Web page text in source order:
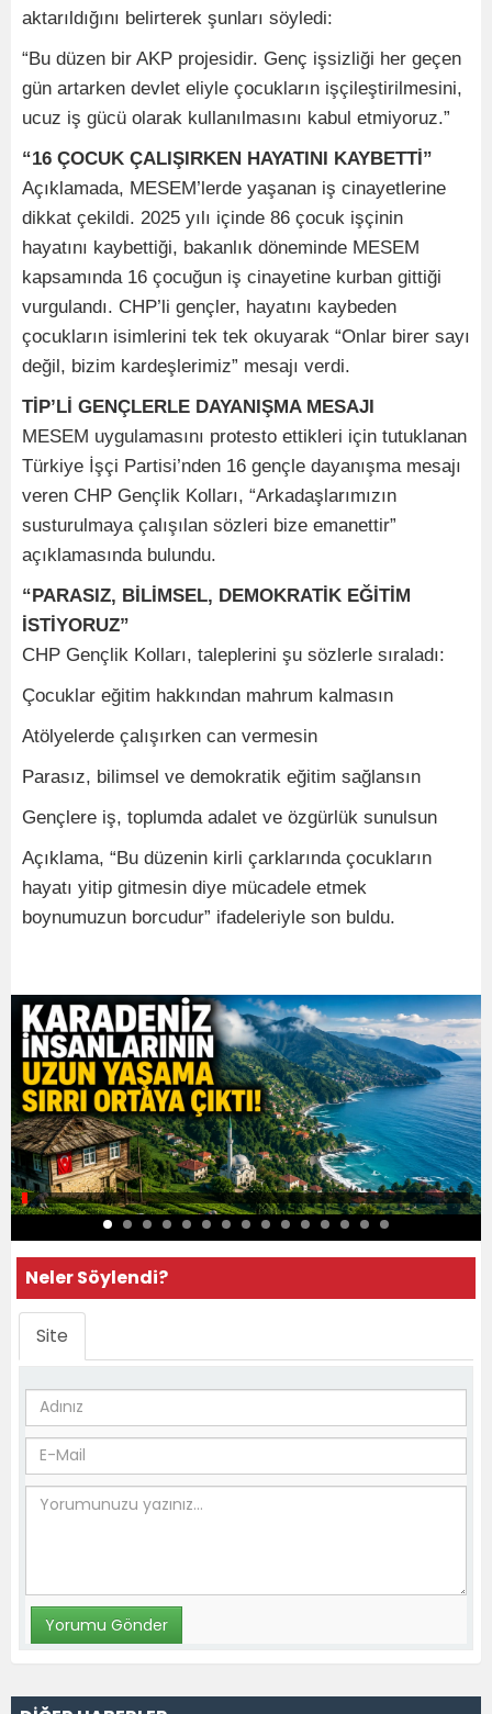
aktarıldığını belirterek şunları söyledi:
“Bu düzen bir AKP projesidir. Genç işsizliği her geçen
gün artarken devlet eliyle çocukların işçileştirilmesini,
ucuz iş gücü olarak kullanılmasını kabul etmiyoruz.”
“16 ÇOCUK ÇALIŞIRKEN HAYATINI KAYBETTİ”
Açıklamada, MESEM’lerde yaşanan iş cinayetlerine
dikkat çekildi. 2025 yılı içinde 86 çocuk işçinin
hayatını kaybettiği, bakanlık döneminde MESEM
kapsamında 16 çocuğun iş cinayetine kurban gittiği
vurgulandı. CHP’li gençler, hayatını kaybeden
çocukların isimlerini tek tek okuyarak “Onlar birer sayı
değil, bizim kardeşlerimiz” mesajı verdi.
TİP’Lİ GENÇLERLE DAYANIŞMA MESAJI
MESEM uygulamasını protesto ettikleri için tutuklanan
Türkiye İşçi Partisi’nden 16 gençle dayanışma mesajı
veren CHP Gençlik Kolları, “Arkadaşlarımızın
susturulmaya çalışılan sözleri bize emanettir”
açıklamasında bulundu.
“PARASIZ, BİLİMSEL, DEMOKRATİK EĞİTİM
İSTİYORUZ”
CHP Gençlik Kolları, taleplerini şu sözlerle sıraladı:
Çocuklar eğitim hakkından mahrum kalmasın
Atölyelerde çalışırken can vermesin
Parasız, bilimsel ve demokratik eğitim sağlansın
Gençlere iş, toplumda adalet ve özgürlük sunulsun
Açıklama, “Bu düzenin kirli çarklarında çocukların
hayatı yitip gitmesin diye mücadele etmek
boynumuzun borcudur” ifadeleriyle son buldu.
Neler Söylendi?
Site